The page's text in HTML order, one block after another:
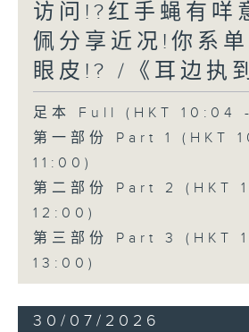
访问!?红手蝇有咩
佩分享近况!你系
眼皮!? /《耳边执
足本 Full (HKT 10:04
第一部份 Part 1 (HKT
11:00)
第二部份 Part 2 (HKT
12:00)
第三部份 Part 3 (HKT
13:00)
30/07/2026